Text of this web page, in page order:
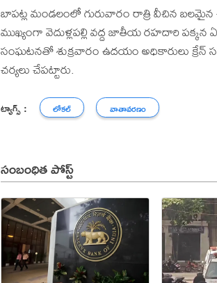
బాపట్ల మండలంలో గురువారం రాత్రి వీచిన
ముఖ్యంగా వెదుళ్లపల్లి వద్ద జాతీయ రహదారి
సంఘటనతో శుక్రవారం ఉదయం అధికారులు
చర్యలు చేపట్టారు.
ట్యాగ్స్ : లోకల్ వాతావరణం
సంబంధిత పోస్ట్